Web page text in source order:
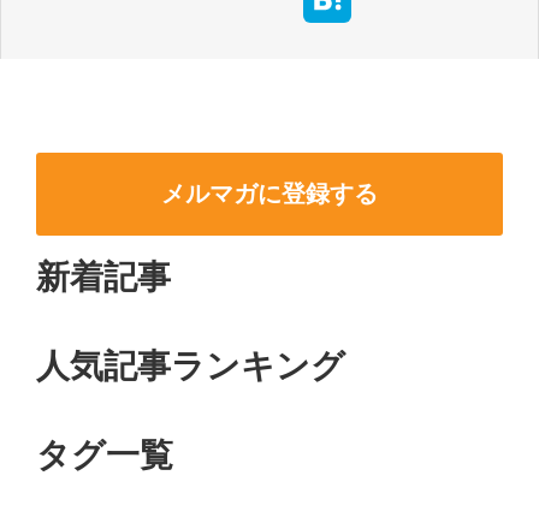
メルマガに登録する
新着記事
人気記事ランキング
タグ一覧